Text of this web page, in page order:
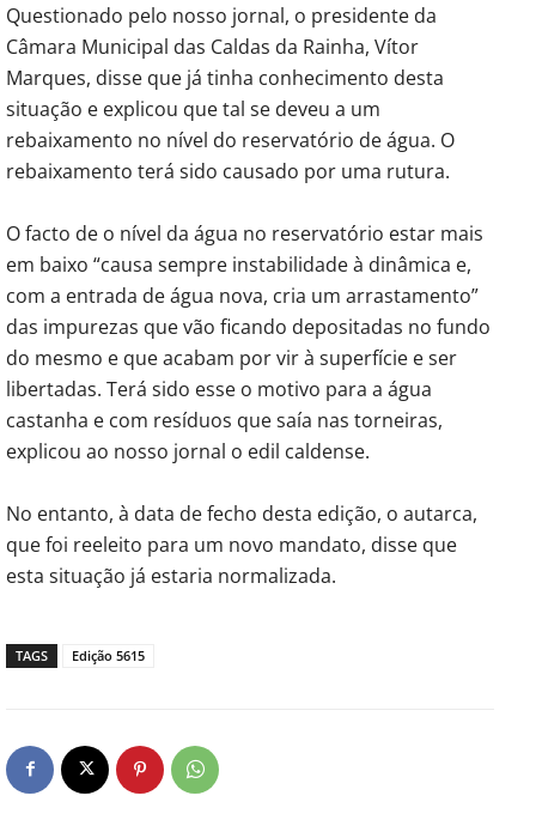
Questionado pelo nosso jornal, o presidente da
Câmara Municipal das Caldas da Rainha, Vítor
Marques, disse que já tinha conhecimento desta
situação e explicou que tal se deveu a um
rebaixamento no nível do reservatório de água. O
rebaixamento terá sido causado por uma rutura.
O facto de o nível da água no reservatório estar mais
em baixo “causa sempre instabilidade à dinâmica e,
com a entrada de água nova, cria um arrastamento”
das impurezas que vão ficando depositadas no fundo
do mesmo e que acabam por vir à superfície e ser
libertadas. Terá sido esse o motivo para a água
castanha e com resíduos que saía nas torneiras,
explicou ao nosso jornal o edil caldense.
No entanto, à data de fecho desta edição, o autarca,
que foi reeleito para um novo mandato, disse que
esta situação já estaria normalizada.
TAGS Edição 5615